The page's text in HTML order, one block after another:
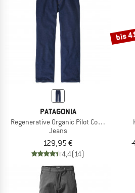
PATAGONIA
Regenerative Organic Pilot Cotton
Jeans
129,95 €
4,4(14)
bis